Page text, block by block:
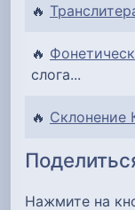
🔥
🔥
слога...
🔥 Склонение
Нажмите на